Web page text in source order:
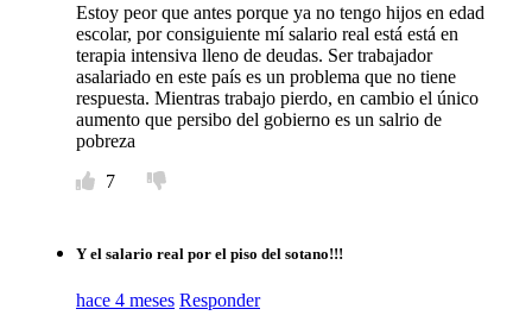
Estoy peor que antes porque ya no tengo hijos en edad
escolar, por consiguiente mí salario real está está en
terapia intensiva lleno de deudas. Ser trabajador
asalariado en este país es un problema que no tiene
respuesta. Mientras trabajo pierdo, en cambio el único
aumento que persibo del gobierno es un salrio de
pobreza
7
Y el salario real por el piso del sotano!!!
hace 4 meses Responder